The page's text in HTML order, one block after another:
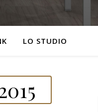
LO STUDIO